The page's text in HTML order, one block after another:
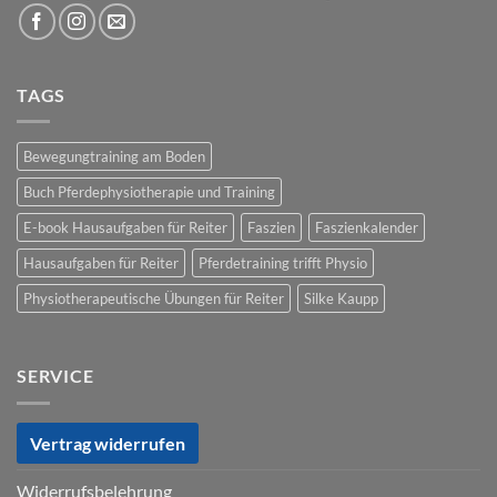
TAGS
Bewegungtraining am Boden
Buch Pferdephysiotherapie und Training
E-book Hausaufgaben für Reiter
Faszien
Faszienkalender
Hausaufgaben für Reiter
Pferdetraining trifft Physio
Physiotherapeutische Übungen für Reiter
Silke Kaupp
SERVICE
Vertrag widerrufen
Widerrufsbelehrung